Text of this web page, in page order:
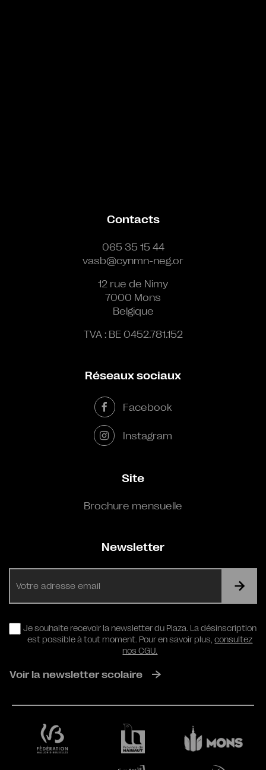
Contacts
065 35 15 44
vasb@cynmn-neg.or
12 rue de Nimy
7000 Mons
Belgique
TVA : BE 0452.781.152
Réseaux sociaux
Facebook
Instagram
Site
Brochure mensuelle
Newsletter
RGPD
Je souhaite recevoir la newsletter du Plaza. La désinscription
est possible à tout moment. Pour en savoir plus,consultez
nos CGU.
Voir la newsletter scolaire